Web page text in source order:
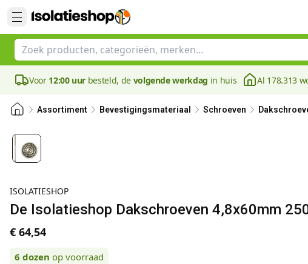
Voor 12:00 uur besteld, de volgende werkdag in huis Al 178.313
Assortiment Bevestigingsmateriaal Schroeven
ISOLATIESHOP
De Isolatieshop Dakschroeven 4,8x60mm
€ 64,54
6 dozen op voorraad